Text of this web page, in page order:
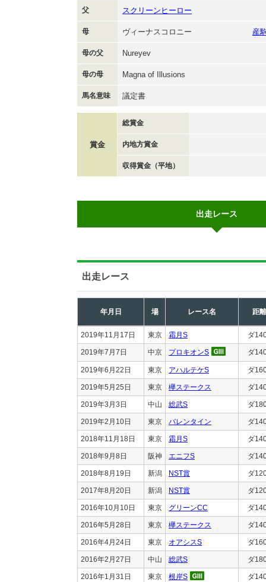
父 スクリーンヒーロー
母 ヴィーナスコロニー 産
母の父 Nureyev
母の母 Magna of Illusions
馬名意味 議定書
賞金
総賞金
内地方賞金
収得賞金（平地）
出走レース
出走レース
年月日 場 レース名 距離
2019年11月17日 東京 霜月S ダ
2019年7月7日 中京 プロキオンS ダ
2019年6月22日 東京 アハルテケS ダ
2019年5月25日 東京 欅ステークス ダ
2019年3月3日 中山 総武S ダ
2019年2月10日 東京 バレンタイン ダ
2018年11月18日 東京 霜月S ダ
2018年9月8日 阪神 エニフS ダ
2018年8月19日 新潟 NST賞 ダ
2017年8月20日 新潟 NST賞 ダ
2016年10月10日 東京 グリーンCC ダ
2016年5月28日 東京 欅ステークス ダ
2016年4月24日 東京 オアシスS ダ
2016年2月27日 中山 総武S ダ
2016年1月31日 東京 根岸S ダ